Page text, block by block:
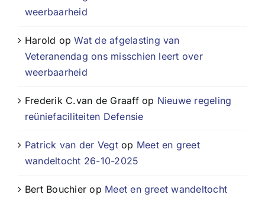
weerbaarheid
Harold opWat de afgelasting van
Veteranendag ons misschien leert over
weerbaarheid
Frederik C.van de Graaffop Nieuwe regeling
reüniefaciliteiten Defensie
Patrick van der Vegtop Meet en greet
wandeltocht 26-10-2025
Bert Bouchier op Meet en greet wandeltocht